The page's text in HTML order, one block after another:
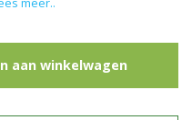
aan winkelwagen